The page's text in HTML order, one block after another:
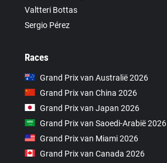
Valtteri Bottas
Sergio Pérez
Races
Grand Prix van Australië 2026
Grand Prix van China 2026
Grand Prix van Japan 2026
Grand Prix van Saoedi-Arabië 2026
Grand Prix van Miami 2026
Grand Prix van Canada 2026